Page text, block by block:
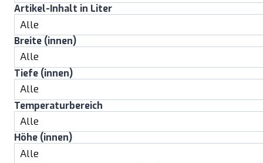
Artikel-Inhalt in Liter
Breite (innen)
Tiefe (innen)
Temperaturbereich
Höhe (innen)